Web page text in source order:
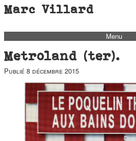
Marc Villard
Menu
bio
biblio
filmo
barbès
music
autofiction
Metroland (ter).
Publié 8 décembre 2015